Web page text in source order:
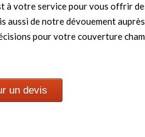
votre service pour vous offrir
de notre dévouement
pour votre couverture
un devis